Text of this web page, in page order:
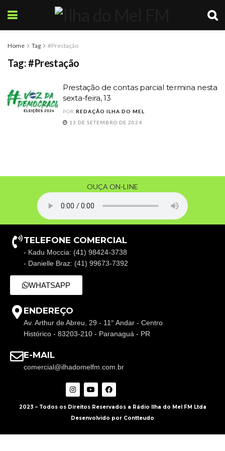
Home Tag #Prestação
Tag:#Prestação
Prestação de contas parcial termina nesta
sexta-feira, 13
POR REDAÇÃO ILHA DO MEL
13 DE SETEMBRO DE 2024
OUÇA ON-LINE
TELEFONE COMERCIAL
- Kadu Moccia: (41) 98424-3738
- Danielle Braz: (41) 99673-7392
WHATSAPP
ENDEREÇO
Av. Arthur de Abreu, 29 - 11° Andar - Centro
Histórico - 83203-210 - Paranaguá - PR
E-MAIL
comercial@ilhadomelfm.com.br
2023 – Todos os Direitos Reservados a Rádio Ilha do Mel FM Ltda
Desenvolvido por Contteudo